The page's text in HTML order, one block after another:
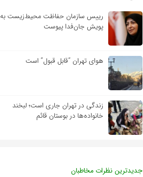
رییس سازمان حفاظت محیط‌زیست به
پویش جان‌فدا پیوست
هوای تهران “قابل قبول” است
زندگی در تهران جاری است؛ لبخند
خانواده‌ها در بوستان قائم
جدیدترین نظرات مخاطبان